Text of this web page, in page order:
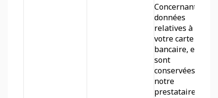
Concernant les
données
relatives à
votre carte
bancaire, elles
sont
conservées par
notre
prestataire de